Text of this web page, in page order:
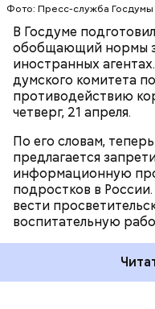
Фото: Пресс-служба Госдумы
В Госдуме
обобщающий нормы
иностранных
думского комитета
противодействию
четверг, 21 апреля.
По его словам,
предлагается
информационную
подростков в
вести
воспитательную
в
Эльвиры
должность
После этого
Дмитрий Песков
оценивает работу
выдвижение на